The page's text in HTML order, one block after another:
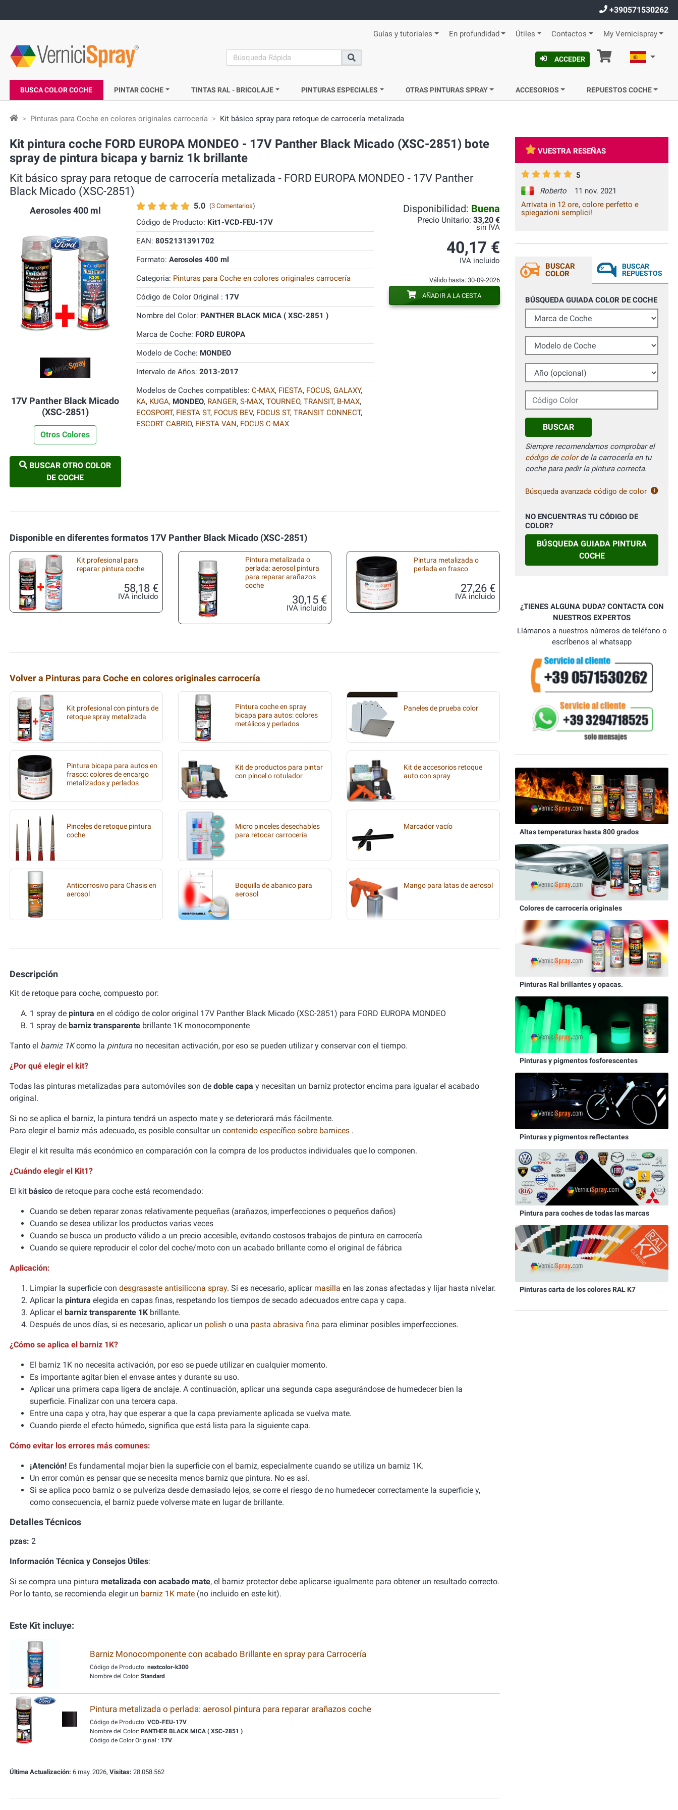
+390571530262
Guías y tutoriales En profundidad Útiles Contactos My Vernicispray
search
Buscar
ACCEDER Cesta Español
BUSCA COLOR COCHE PINTAR COCHE TINTAS RAL - BRICOLAJE PINTURAS ESPECIALES OTRAS PINTURAS SPRAY ACCESORIOS REPUESTOS COCHE
Pinturas para Coche en colores originales carrocería Kit básico spray para retoque de carrocería metalizada
Kit pintura coche FORD EUROPA MONDEO - 17V Panther Black Micado (XSC-2851) bote
spray de pintura bicapa y barniz 1k brillante
Kit básico spray para retoque de carrocería metalizada ‐ FORD EUROPA MONDEO ‐ 17V Panther
Black Micado (XSC-2851)
Aerosoles 400 ml
17V Panther Black Micado
(XSC-2851)
Otros Colores
BUSCAR OTRO COLOR
DE COCHE
5.0 (3 Comentarios)
Código de Producto: Kit1-VCD-FEU-17V
EAN: 8052131391702
Formato: Aerosoles 400 ml
Categoria: Pinturas para Coche en colores originales carrocería
Código de Color Original : 17V
Nombre del Color: PANTHER BLACK MICA ( XSC-2851 )
Marca de Coche: FORD EUROPA
Modelo de Coche: MONDEO
Intervalo de Años: 2013-2017
Modelos de Coches compatibles: C-MAX, FIESTA, FOCUS, GALAXY,
KA, KUGA, MONDEO, RANGER, S-MAX, TOURNEO, TRANSIT, B-MAX,
ECOSPORT, FIESTA ST, FOCUS BEV, FOCUS ST, TRANSIT CONNECT,
ESCORT CABRIO, FIESTA VAN, FOCUS C-MAX
Disponibilidad: Buena
Precio Unitario: 33,20 €
sin IVA
40,17 €
IVA incluido
Válido hasta: 30-09-2026
AÑADIR A LA CESTA
Disponible en diferentes formatos 17V Panther Black Micado (XSC-2851)
Kit profesional para
reparar pintura coche
58,18 €
IVA incluido
Pintura metalizada o
perlada: aerosol pintura
para reparar arañazos
coche
30,15 €
IVA incluido
Pintura metalizada o
perlada en frasco
27,26 €
IVA incluido
Volver a Pinturas para Coche en colores originales carrocería
Kit profesional con pintura de
retoque spray metalizada
Pintura coche en spray
bicapa para autos: colores
metálicos y perlados
Paneles de prueba color
Pintura bicapa para autos en
frasco: colores de encargo
metalizados y perlados
Kit de productos para pintar
con pincel o rotulador
Kit de accesorios retoque
auto con spray
Pinceles de retoque pintura
coche
Micro pinceles desechables
para retocar carrocería
Marcador vacío
Anticorrosivo para Chasis en
aerosol
Boquilla de abanico para
aerosol
Mango para latas de aerosol
Descripción
Kit de retoque para coche, compuesto por:
1 spray de pintura en el código de color original 17V Panther Black Micado (XSC-2851) para FORD EUROPA MONDEO
1 spray de barniz transparente brillante 1K monocomponente
Tanto el barniz 1Kcomo la pintura no necesitan activación, por eso se pueden utilizar y conservar con el tiempo.
¿Por qué elegir el kit?
Todas las pinturas metalizadas para automóviles son de doble capa y necesitan un barniz protector encima para igualar el acabado
original.
Si no se aplica el barniz, la pintura tendrá un aspecto mate y se deteriorará más fácilmente.
Para elegir el barniz más adecuado, es posible consultar un contenido específico sobre barnices .
Elegir el kit resulta más económico en comparación con la compra de los productos individuales que lo componen.
¿Cuándo elegir el Kit1?
El kit básico de retoque para coche está recomendado:
Cuando se deben reparar zonas relativamente pequeñas (arañazos, imperfecciones o pequeños daños)
Cuando se desea utilizar los productos varias veces
Cuando se busca un producto válido a un precio accesible, evitando costosos trabajos de pintura en carrocería
Cuando se quiere reproducir el color del coche/moto con un acabado brillante como el original de fábrica
Aplicación:
Limpiar la superficie con desgrasaste antisilicona spray. Si es necesario, aplicar masilla en las zonas afectadas y lijar hasta nivelar.
Aplicar la pintura elegida en capas finas, respetando los tiempos de secado adecuados entre capa y capa.
Aplicar el barniz transparente 1K brillante.
Después de unos días, si es necesario, aplicar un polish o una pasta abrasiva fina para eliminar posibles imperfecciones.
¿Cómo se aplica el barniz 1K?
El barniz 1K no necesita activación, por eso se puede utilizar en cualquier momento.
Es importante agitar bien el envase antes y durante su uso.
Aplicar una primera capa ligera de anclaje. A continuación, aplicar una segunda capa asegurándose de humedecer bien la
superficie. Finalizar con una tercera capa.
Entre una capa y otra, hay que esperar a que la capa previamente aplicada se vuelva mate.
Cuando pierde el efecto húmedo, significa que está lista para la siguiente capa.
Cómo evitar los errores más comunes:
¡Atención! Es fundamental mojar bien la superficie con el barniz, especialmente cuando se utiliza un barniz 1K.
Un error común es pensar que se necesita menos barniz que pintura. No es así.
Si se aplica poco barniz o se pulveriza desde demasiado lejos, se corre el riesgo de no humedecer correctamente la superficie y,
como consecuencia, el barniz puede volverse mate en lugar de brillante.
Detalles Técnicos
pzas: 2
Información Técnica y Consejos Útiles:
Si se compra una pintura metalizada con acabado mate, el barniz protector debe aplicarse igualmente para obtener un resultado correcto.
Por lo tanto, se recomienda elegir un barniz 1K mate (no incluido en este kit).
Este Kit incluye:
Barniz Monocomponente con acabado Brillante en spray para Carrocería
Código de Producto: nextcolor-k300
Nombre del Color: Standard
Pintura metalizada o perlada: aerosol pintura para reparar arañazos coche
Código de Producto: VCD-FEU-17V
Nombre del Color: PANTHER BLACK MICA ( XSC-2851 )
Código de Color Original : 17V
Última Actualización: 6 may. 2026, Visitas: 28.058.562
VUESTRA RESEÑAS
5
Roberto
11 nov. 2021
Arrivata in 12 ore, colore perfetto e
spiegazioni semplici!
BUSCAR
COLOR
BUSCAR
REPUESTOS
BÚSQUEDA GUIADA COLOR DE COCHE
Marca de Coche
Modelo de Coche
Año (opcional)
Código Color
BUSCAR
Siempre recomendamos comprobar el
código de colorde la carrocerÍa en tu
coche para pedir la pintura correcta.
Búsqueda avanzada código de color
NO ENCUENTRAS TU CÓDIGO DE
COLOR?
BÚSQUEDA GUIADA PINTURA
COCHE
¿TIENES ALGUNA DUDA? CONTACTA CON
NUESTROS EXPERTOS
Llámanos a nuestros números de teléfono o
escrÍbenos al whatsapp
Altas temperaturas hasta 800 grados
Colores de carrocería originales
Pinturas Ral brillantes y opacas.
Pinturas y pigmentos fosforescentes
Pinturas y pigmentos reflectantes
Pintura para coches de todas las marcas
Pinturas carta de los colores RAL K7